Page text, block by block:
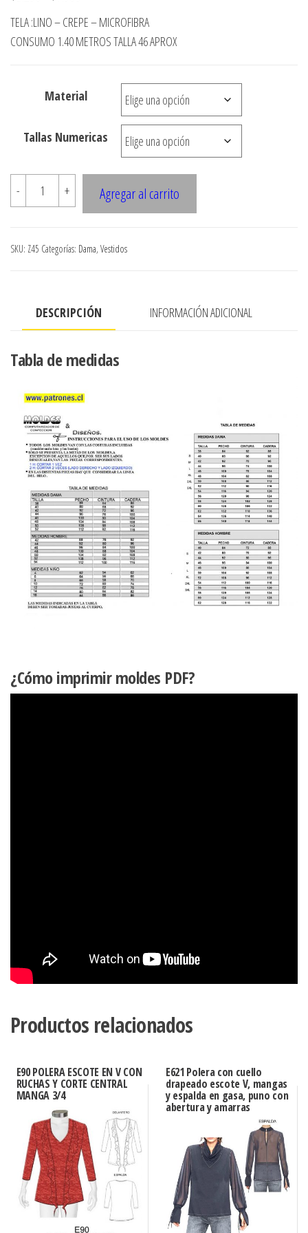
de
precios:
hasta
$7.900
TELA :LINO – CREPE – MICROFIBRA
CONSUMO 1.40 METROS TALLA 46 APROX
Material
Tallas Numericas
-
Z45
VESTIDO
PRINCESA
ESCOTE
+ Agregar al carrito
SKU: Z45 Categorías: Dama, Vestidos
DESCRIPCIÓN INFORMACIÓN ADICIONAL
Tabla de medidas
¿Cómo imprimir moldes PDF?
Productos relacionados
E90 POLERA ESCOTE EN V CON
RUCHAS Y CORTE CENTRAL
MANGA 3/4
E621 Polera con cuello
drapeado escote V, mangas
y espalda en gasa, puno con
abertura y amarras